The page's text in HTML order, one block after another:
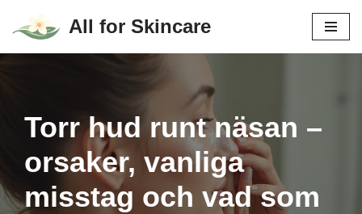
Hoppa
All for Skincare
Torr hud runt näsan –
orsaker, vanliga
misstag och vad som